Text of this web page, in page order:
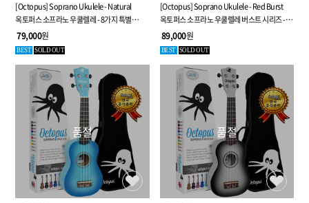
[Octopus] Soprano Ukulele - Natural
옥토퍼스 소프라노 우쿨렐레 - 8가지 특별
사은품
79,000원
BEST SOLD OUT
[Octopus] Soprano Ukulele - Red Burst
옥토퍼스 소프라노 우쿨렐레 버스트 시리즈 -
8가지 특별 사은품
89,000원
BEST SOLD OUT
품절 품절